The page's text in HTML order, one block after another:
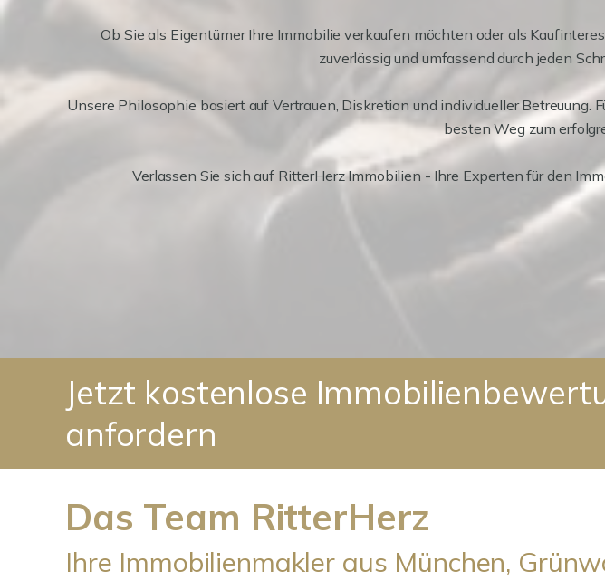
Ob Sie als Eigentümer Ihre Immobilie verkaufen möchten oder als
zuverlässig und umfassend durch jeden
Unsere Philosophie basiert auf Vertrauen, Diskretion und individueller
besten Weg zum
Verlassen Sie sich auf RitterHerz Immobilien - Ihre Experten für den
Jetzt kostenlose
anfordern
Das Team RitterHerz
Ihre Immobilienmakler aus München,